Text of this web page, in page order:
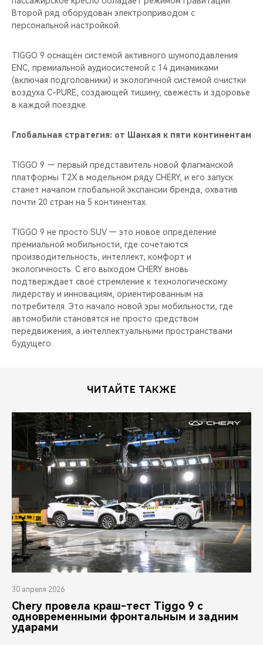
Второй ряд оборудован электроприводом с
персональной настройкой.
TIGGO 9 оснащён системой активного шумоподавления
ENC, премиальной аудиосистемой с 14 динамиками
(включая подголовники) и экологичной системой очистки
воздуха C-PURE, создающей тишину, свежесть и здоровье
в каждой поездке.
Глобальная стратегия: от Шанхая к пяти континентам
TIGGO 9 — первый представитель новой флагманской
платформы T2X в модельном ряду CHERY, и его запуск
станет началом глобальной экспансии бренда, охватив
почти 20 стран на 5 континентах.
TIGGO 9 не просто SUV — это новое определение
премиальной мобильности, где сочетаются
производительность, интеллект, комфорт и
экологичность. С его выходом CHERY вновь
подтверждает своё стремление к технологическому
лидерству и инновациям, ориентированным на
потребителя. Это начало новой эры мобильности, где
автомобили становятся не просто средством
передвижения, а интеллектуальными пространствами
будущего.
ЧИТАЙТЕ ТАКЖЕ
30 апреля 2026
Chery провела краш-тест Tiggo 9 с
одновременными фронтальным и задним
ударами